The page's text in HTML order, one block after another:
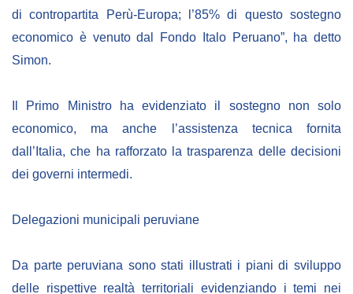
di contropartita Perù-Europa; l’85% di questo sostegno
economico è venuto dal Fondo Italo Peruano”, ha detto
Simon.
Il Primo Ministro ha evidenziato il sostegno non solo
economico, ma anche l’assistenza tecnica fornita
dall’Italia, che ha rafforzato la trasparenza delle decisioni
dei governi intermedi.
Delegazioni municipali peruviane
Da parte peruviana sono stati illustrati i piani di sviluppo
delle rispettive realtà territoriali evidenziando i temi nei